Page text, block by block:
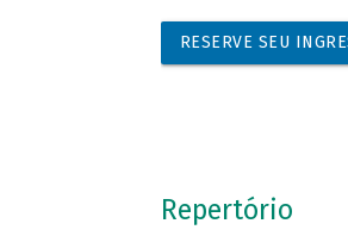
RESERVE SEU
Repertório